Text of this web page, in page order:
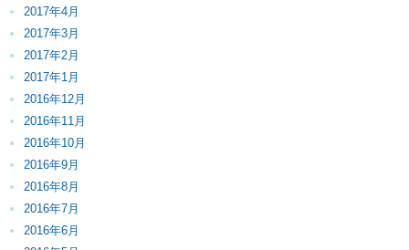
2017年4月
2017年3月
2017年2月
2017年1月
2016年12月
2016年11月
2016年10月
2016年9月
2016年8月
2016年7月
2016年6月